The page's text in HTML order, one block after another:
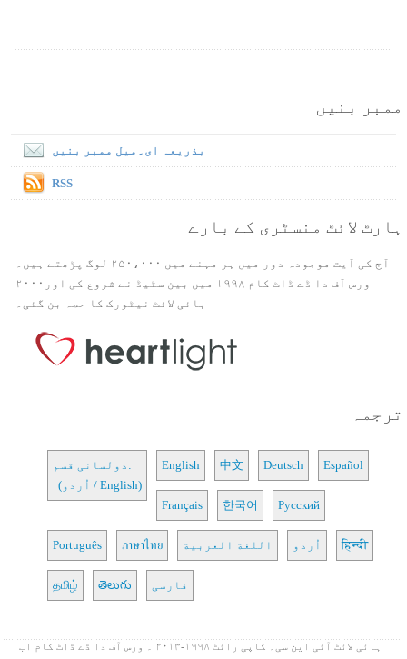
ممبر بنیں
بذریعہ ای۔میل ممبر بنیں
RSS
ہارٹ لائٹ منسٹری کے بارے
آج کی آیت موجودہ دور میں ہر مہنے میں ۲۵۰،۰۰۰ لوگ پڑھتے ہیں۔
ورس آف دا ڈے ڈاٹ کام ۱۹۹۸ میں بین سٹیڈ نے شروع کی اور۲۰۰۰
ہائی لائٹ نیٹورک کا حصہ بن گئی۔
ترجمہ
دولسانی قسم:
(اُردو / English)
English 中文 Deutsch Español
Français 한국어 Русский
Português ภาษาไทย اللغة العربية اُردو हिन्दी
தமிழ் తెలుగు فارسی
ہائی لائٹ آئی این سی۔ کاپی رائٹ ۱۹۹۸-۲۰۱۳ ۔ ورس آف دا ڈے ڈاٹ کام اب